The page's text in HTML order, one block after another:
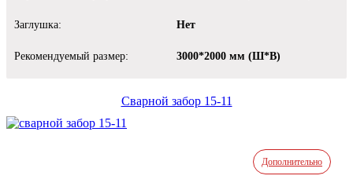
Заглушка: Нет
Рекомендуемый размер: 3000*2000 мм (Ш*В)
Сварной забор 15-11
Дополнительно